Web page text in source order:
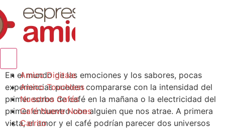
Amico Digitale
Amico Touchless
Nuestros Cafés
Café Nueve Nubes
Carrito
En el mundo de las emociones y los sabores, pocas
experiencias pueden compararse con la intensidad del
primer sorbo de café en la mañana o la electricidad del
primer encuentro con alguien que nos atrae. A primera
vista, el amor y el café podrían parecer dos universos